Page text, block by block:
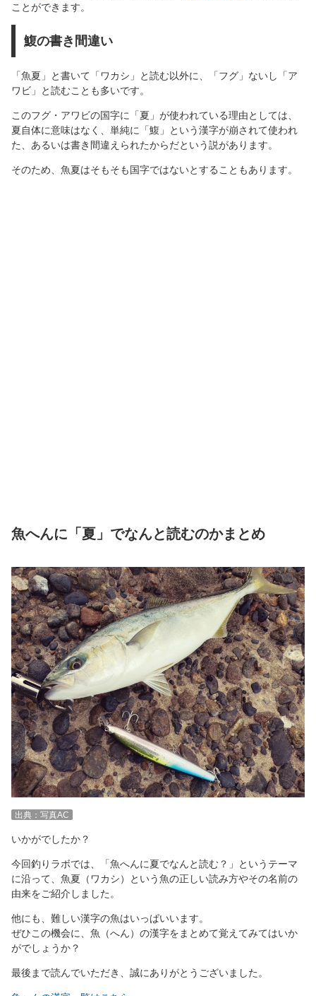
ことができます。
鰒の書き間違い
「魚夏」と書いて「ワカシ」と読む以外に、「フグ」ないし「ア
ワビ」と読むことも多いです。
このフグ・アワビの国字に「夏」が使われている理由としては、
夏自体に意味はなく、単純に「鰒」という漢字が崩されて使われ
た、あるいは書き間違えられたからだという説があります。
そのため、魚夏はそもそも国字ではないとすることもあります。
魚へんに「夏」でなんと読むのかまとめ
出典：写真AC
いかがでしたか？
今回釣りラボでは、「魚へんに夏でなんと読む？」というテーマ
に沿って、魚夏（ワカシ）という魚の正しい読み方やその名前の
由来をご紹介しました。
他にも、難しい漢字の魚はいっぱいいます。
ぜひこの機会に、魚（へん）の漢字をまとめて覚えてみてはいか
がでしょうか？
最後まで読んでいただき、誠にありがとうございました。